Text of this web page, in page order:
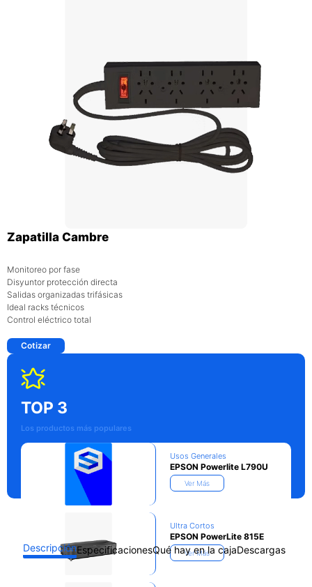
Zapatilla Cambre
Monitoreo por fase
Disyuntor protección directa
Salidas organizadas trifásicas
Ideal racks técnicos
Control eléctrico total
Cotizar
TOP 3
Los productos más populares
Usos Generales
EPSON Powerlite L790U
Ver Más
Ultra Cortos
EPSON PowerLite 815E
Ver Más
DescripciónEspecificacionesQué hay en la cajaDescargas